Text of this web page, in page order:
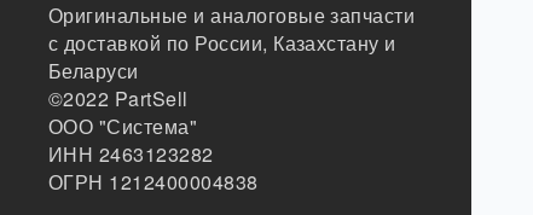
Оригинальные и аналоговые запчасти
с доставкой по России, Казахстану и
Беларуси
©2022 PartSell
ООО "Система"
ИНН 2463123282
ОГРН 1212400004838